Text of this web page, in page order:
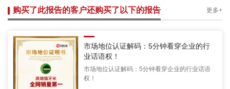
购买了此报告的客户还购买了以下的报告 更多+
市场地位认证解码：5分钟看穿企业的行
业话语权！
市场地位认证解码：5分钟看穿企业的行业话语
权！